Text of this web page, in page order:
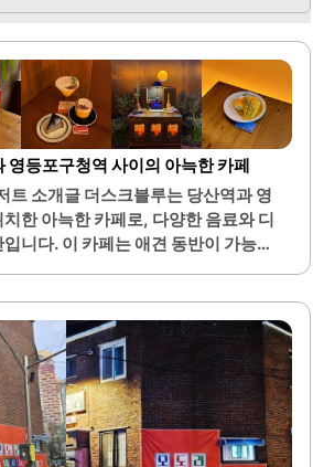
영등포구청역 사이의 아늑한 카페
트 소개글 더스크블루는 당산역과 영
한 아늑한 카페로, 다양한 음료와 디
니다. 이 카페는 애견 동반이 가능하
안한 분위기를 제공합니다.테이블
앉을 수 있으며, 다양한 시그니처 메뉴
의 폭이 넓습니다. 특히, 크림 커피와
않아 많은 이들에게 사랑받고 있습
진이 메뉴판에 첨부되어 있어, 무엇을
도 더해집니다.또한, 고객의 편의를
제공되어 방문객들이 더욱 만족할